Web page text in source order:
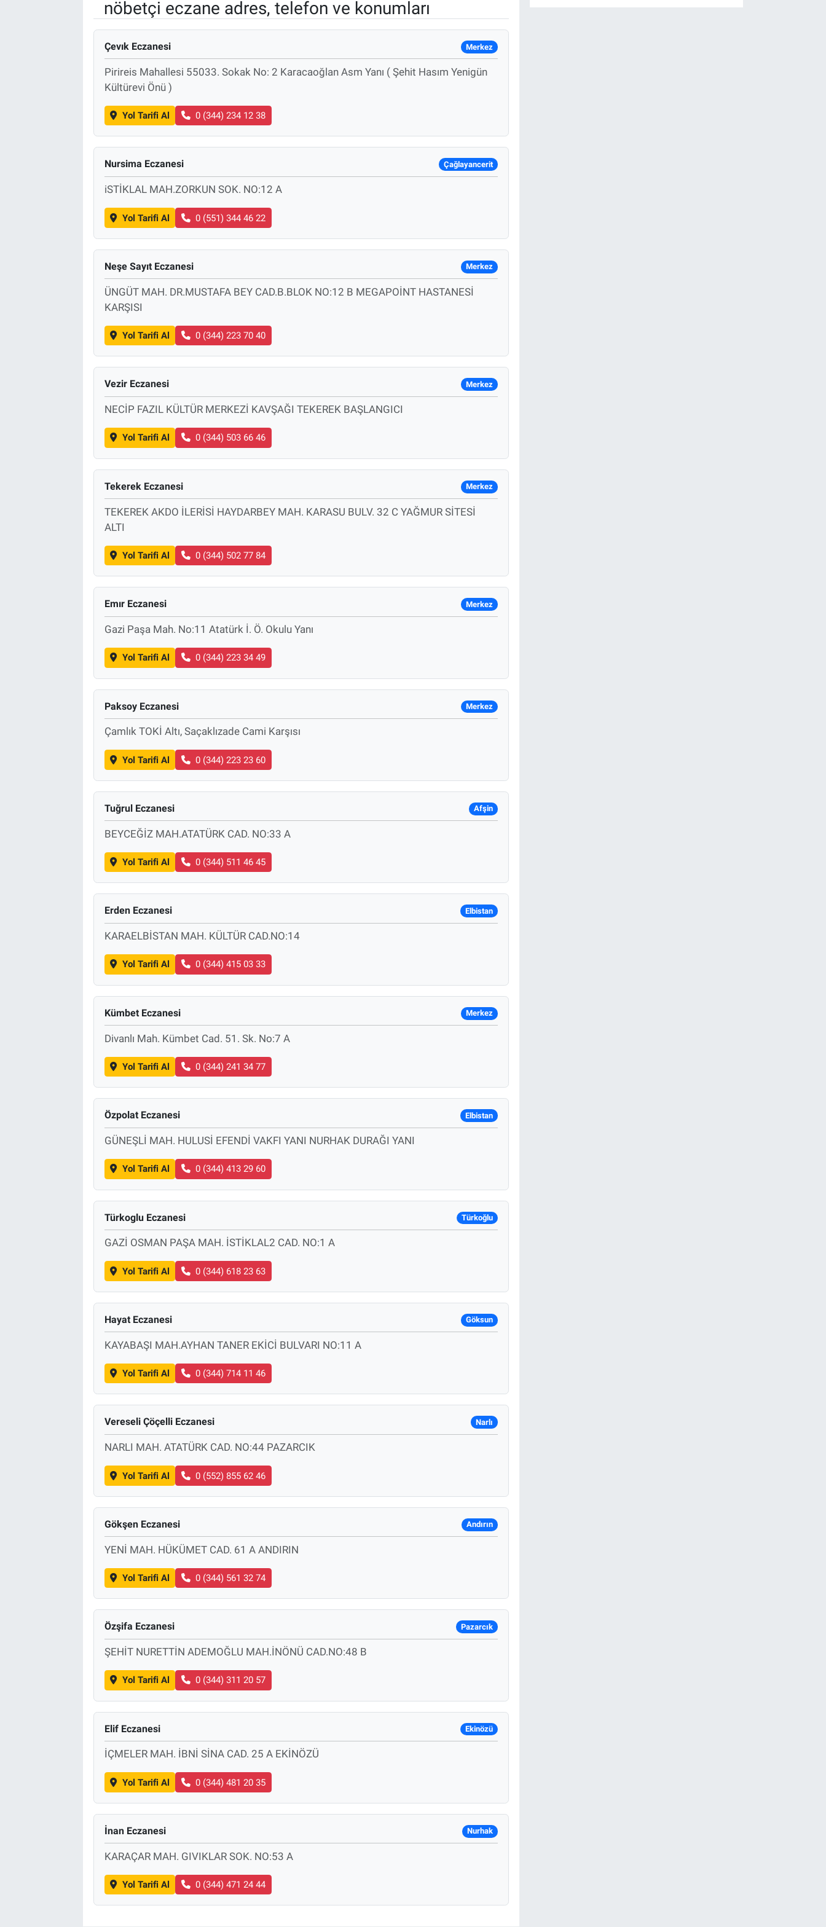
nöbetçi eczane adres, telefon ve konumları
Çevık Eczanesi Merkez
Pirireis Mahallesi 55033. Sokak No: 2 Karacaoğlan Asm Yanı ( Şehit Hasım Yenigün
Kültürevi Önü )
Yol Tarifi Al 0 (344) 234 12 38
Nursima Eczanesi Çağlayancerit
iSTİKLAL MAH.ZORKUN SOK. NO:12 A
Yol Tarifi Al 0 (551) 344 46 22
Neşe Sayıt Eczanesi Merkez
ÜNGÜT MAH. DR.MUSTAFA BEY CAD.B.BLOK NO:12 B MEGAPOİNT HASTANESİ
KARŞISI
Yol Tarifi Al 0 (344) 223 70 40
Vezir Eczanesi Merkez
NECİP FAZIL KÜLTÜR MERKEZİ KAVŞAĞI TEKEREK BAŞLANGICI
Yol Tarifi Al 0 (344) 503 66 46
Tekerek Eczanesi Merkez
TEKEREK AKDO İLERİSİ HAYDARBEY MAH. KARASU BULV. 32 C YAĞMUR SİTESİ
ALTI
Yol Tarifi Al 0 (344) 502 77 84
Emır Eczanesi Merkez
Gazi Paşa Mah. No:11 Atatürk İ. Ö. Okulu Yanı
Yol Tarifi Al 0 (344) 223 34 49
Paksoy Eczanesi Merkez
Çamlık TOKİ Altı, Saçaklızade Cami Karşısı
Yol Tarifi Al 0 (344) 223 23 60
Tuğrul Eczanesi Afşin
BEYCEĞİZ MAH.ATATÜRK CAD. NO:33 A
Yol Tarifi Al 0 (344) 511 46 45
Erden Eczanesi Elbistan
KARAELBİSTAN MAH. KÜLTÜR CAD.NO:14
Yol Tarifi Al 0 (344) 415 03 33
Kümbet Eczanesi Merkez
Divanlı Mah. Kümbet Cad. 51. Sk. No:7 A
Yol Tarifi Al 0 (344) 241 34 77
Özpolat Eczanesi Elbistan
GÜNEŞLİ MAH. HULUSİ EFENDİ VAKFI YANI NURHAK DURAĞI YANI
Yol Tarifi Al 0 (344) 413 29 60
Türkoglu Eczanesi Türkoğlu
GAZİ OSMAN PAŞA MAH. İSTİKLAL2 CAD. NO:1 A
Yol Tarifi Al 0 (344) 618 23 63
Hayat Eczanesi Göksun
KAYABAŞI MAH.AYHAN TANER EKİCİ BULVARI NO:11 A
Yol Tarifi Al 0 (344) 714 11 46
Vereseli Çöçelli Eczanesi Narlı
NARLI MAH. ATATÜRK CAD. NO:44 PAZARCIK
Yol Tarifi Al 0 (552) 855 62 46
Gökşen Eczanesi Andırın
YENİ MAH. HÜKÜMET CAD. 61 A ANDIRIN
Yol Tarifi Al 0 (344) 561 32 74
Özşifa Eczanesi Pazarcık
ŞEHİT NURETTİN ADEMOĞLU MAH.İNÖNÜ CAD.NO:48 B
Yol Tarifi Al 0 (344) 311 20 57
Elif Eczanesi Ekinözü
İÇMELER MAH. İBNİ SİNA CAD. 25 A EKİNÖZÜ
Yol Tarifi Al 0 (344) 481 20 35
İnan Eczanesi Nurhak
KARAÇAR MAH. GIVIKLAR SOK. NO:53 A
Yol Tarifi Al 0 (344) 471 24 44